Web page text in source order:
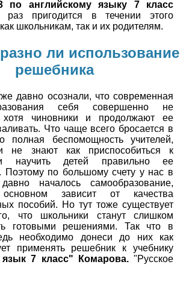
по английскому языку 7 класс
пригодится в течении этого
школьникам, так и их родителям.
ли использование
решебника
давно осознали, что современная
себя совершенно не
хотя чиновники и продолжают ее
Что чаще всего бросается в
полная беспомощность учителей,
не знают как приспособиться к
научить детей правильно ее
Поэтому по большому счету у нас в
началось самообразование,
зависит от качества
пособий. Но тут тоже существует
что школьники станут слишком
готовыми решениями. Так что в
необходимо донеси до них как
применять решебник к учебнику
язык 7 класс" Комарова."Русское